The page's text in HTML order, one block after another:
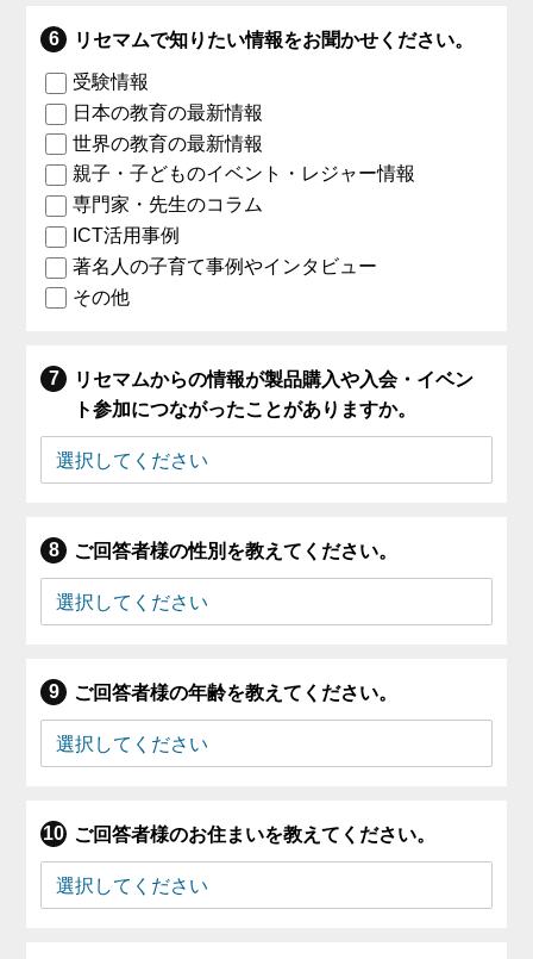
リセマムで知りたい情報をお聞かせください。
受験情報
日本の教育の最新情報
世界の教育の最新情報
親子・子どものイベント・レジャー情報
専門家・先生のコラム
ICT活用事例
著名人の子育て事例やインタビュー
その他
リセマムからの情報が製品購入や入会・イベン
ト参加につながったことがありますか。
ご回答者様の性別を教えてください。
ご回答者様の年齢を教えてください。
ご回答者様のお住まいを教えてください。